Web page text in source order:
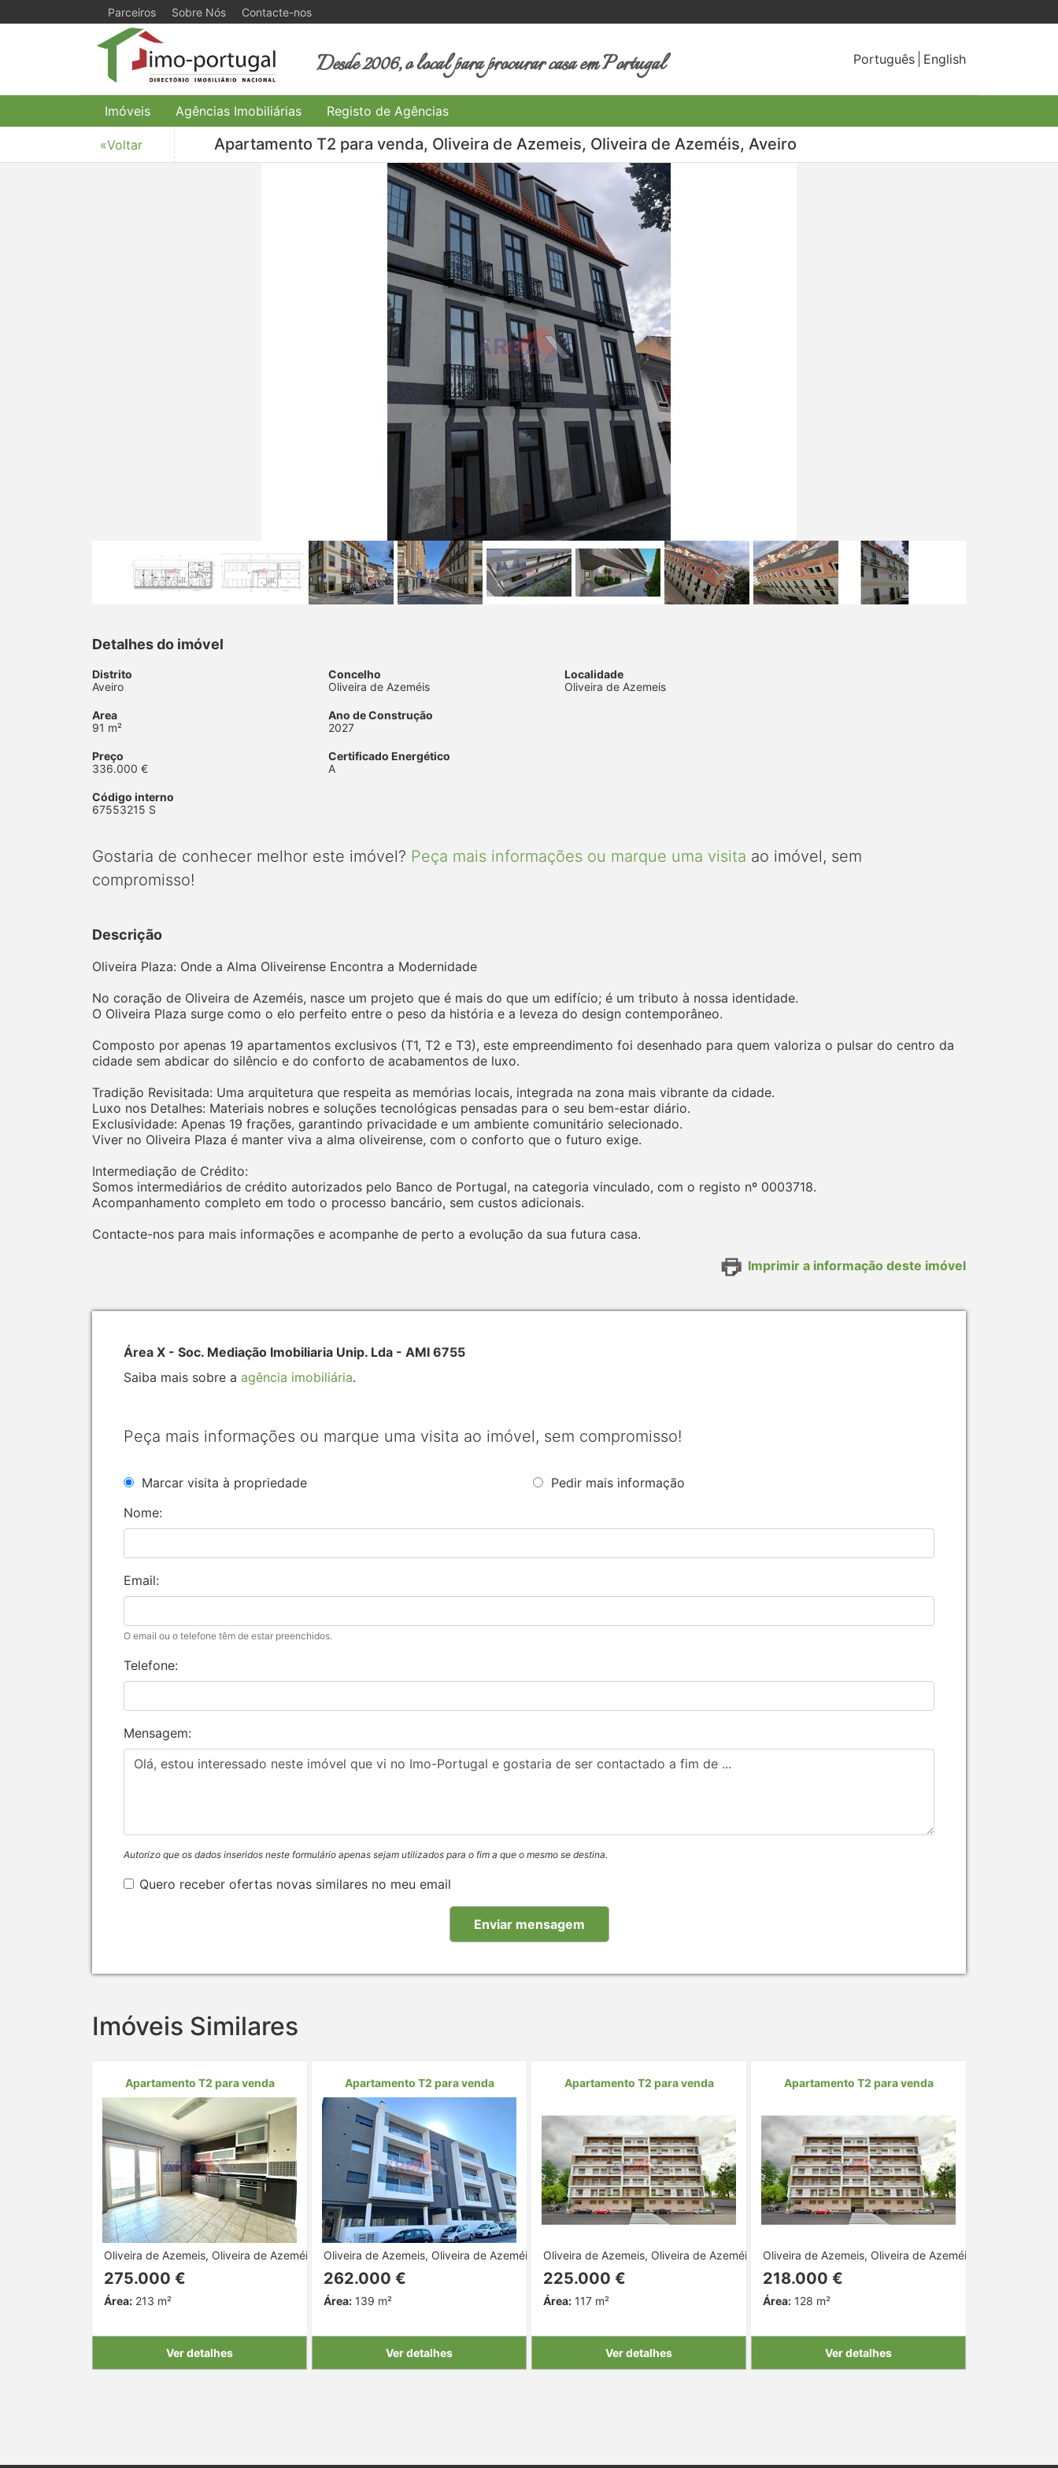
Parceiros Sobre Nós Contacte-nos
Desde 2006, o local para procurar casa em Portugal Português English
Imóveis Agências Imobiliárias Registo de Agências
«Voltar Apartamento T2 para venda, Oliveira de Azemeis, Oliveira de Azeméis, Aveiro
Detalhes do imóvel
Distrito
Aveiro
Concelho
Oliveira de Azeméis
Localidade
Oliveira de Azemeis
Area
91 m²
Ano de Construção
2027
Preço
336.000 €
Certificado Energético
A
Código interno
67553215 S
Gostaria de conhecer melhor este imóvel? Peça mais informações ou marque uma visita ao imóvel, sem
compromisso!
Descrição
Oliveira Plaza: Onde a Alma Oliveirense Encontra a Modernidade
No coração de Oliveira de Azeméis, nasce um projeto que é mais do que um edifício; é um tributo à nossa identidade.
O Oliveira Plaza surge como o elo perfeito entre o peso da história e a leveza do design contemporâneo.
Composto por apenas 19 apartamentos exclusivos (T1, T2 e T3), este empreendimento foi desenhado para quem valoriza o pulsar do centro da
cidade sem abdicar do silêncio e do conforto de acabamentos de luxo.
Tradição Revisitada: Uma arquitetura que respeita as memórias locais, integrada na zona mais vibrante da cidade.
Luxo nos Detalhes: Materiais nobres e soluções tecnológicas pensadas para o seu bem-estar diário.
Exclusividade: Apenas 19 frações, garantindo privacidade e um ambiente comunitário selecionado.
Viver no Oliveira Plaza é manter viva a alma oliveirense, com o conforto que o futuro exige.
Intermediação de Crédito:
Somos intermediários de crédito autorizados pelo Banco de Portugal, na categoria vinculado, com o registo nº 0003718.
Acompanhamento completo em todo o processo bancário, sem custos adicionais.
Contacte-nos para mais informações e acompanhe de perto a evolução da sua futura casa.
Imprimir a informação deste imóvel
Área X - Soc. Mediação Imobiliaria Unip. Lda - AMI 6755
Saiba mais sobre a agência imobiliária.
Peça mais informações ou marque uma visita ao imóvel, sem compromisso!
Marcar visita à propriedade
Pedir mais informação
Nome:
Email:
O email ou o telefone têm de estar preenchidos.
Telefone:
Mensagem:
Autorizo que os dados inseridos neste formulário apenas sejam utilizados para o fim a que o mesmo se destina.
Quero receber ofertas novas similares no meu email
Imóveis Similares
Apartamento T2 para venda
Oliveira de Azemeis, Oliveira de Azeméis, Aveiro
275.000 €
Área: 213 m²
Ver detalhes
Apartamento T2 para venda
Oliveira de Azemeis, Oliveira de Azeméis, Aveiro
262.000 €
Área: 139 m²
Ver detalhes
Apartamento T2 para venda
Oliveira de Azemeis, Oliveira de Azeméis, Aveiro
225.000 €
Área: 117 m²
Ver detalhes
Apartamento T2 para venda
Oliveira de Azemeis, Oliveira de Azeméis, Aveiro
218.000 €
Área: 128 m²
Ver detalhes